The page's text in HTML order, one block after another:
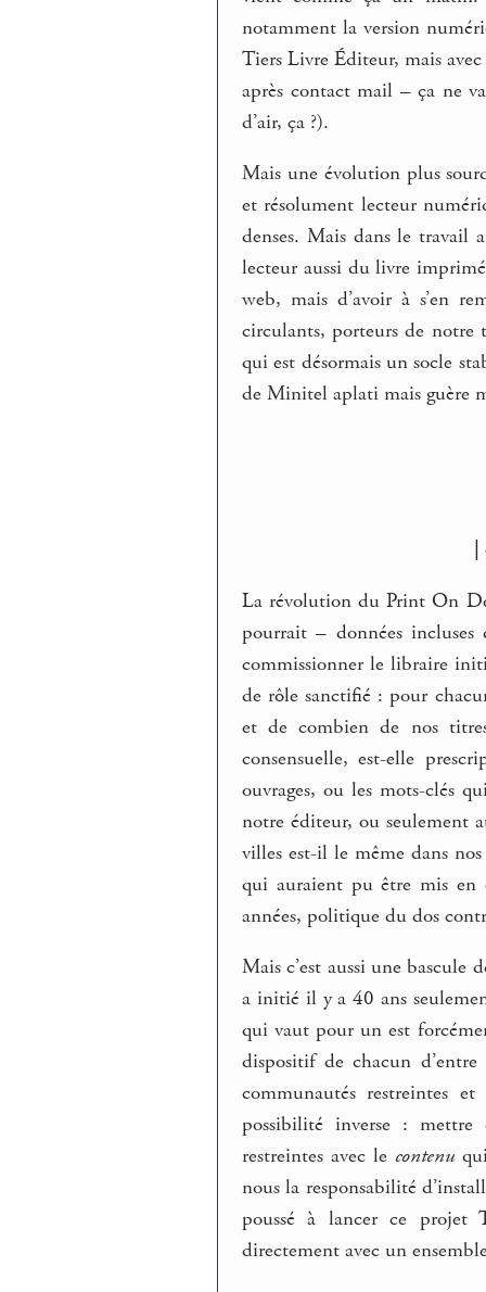
notamment la version
Tiers Livre Éditeur, mais
après contact mail – ça ne
d’air, ça ?).
Mais une évolution plus
et résolument lecteur
denses. Mais dans le travail
lecteur aussi du livre
web, mais d’avoir à s’en
circulants, porteurs de notre
qui est désormais un socle
de Minitel aplati mais guère
La révolution du Print On
pourrait – données
commissionner le libraire
de rôle sanctifié : pour
et de combien de nos
consensuelle, est-elle
ouvrages, ou les mots-clés
notre éditeur, ou seulement
villes est-il le même dans nos
qui auraient pu être mis en
années, politique du dos
Mais c’est aussi une bascule
a initié il y a 40 ans
qui vaut pour un est
dispositif de chacun
communautés restreintes
possibilité inverse :
restreintes avec le contenuqui
nous la responsabilité
poussé à lancer ce projet
directement avec un